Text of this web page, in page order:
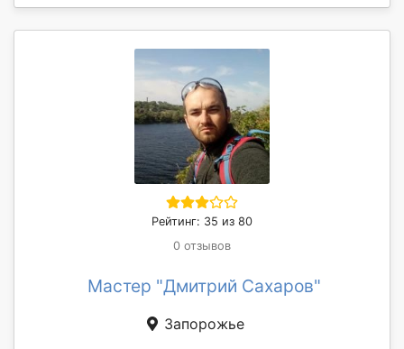
Рейтинг: 35 из 80
0 отзывов
Мастер "Дмитрий Сахаров"
Запорожье